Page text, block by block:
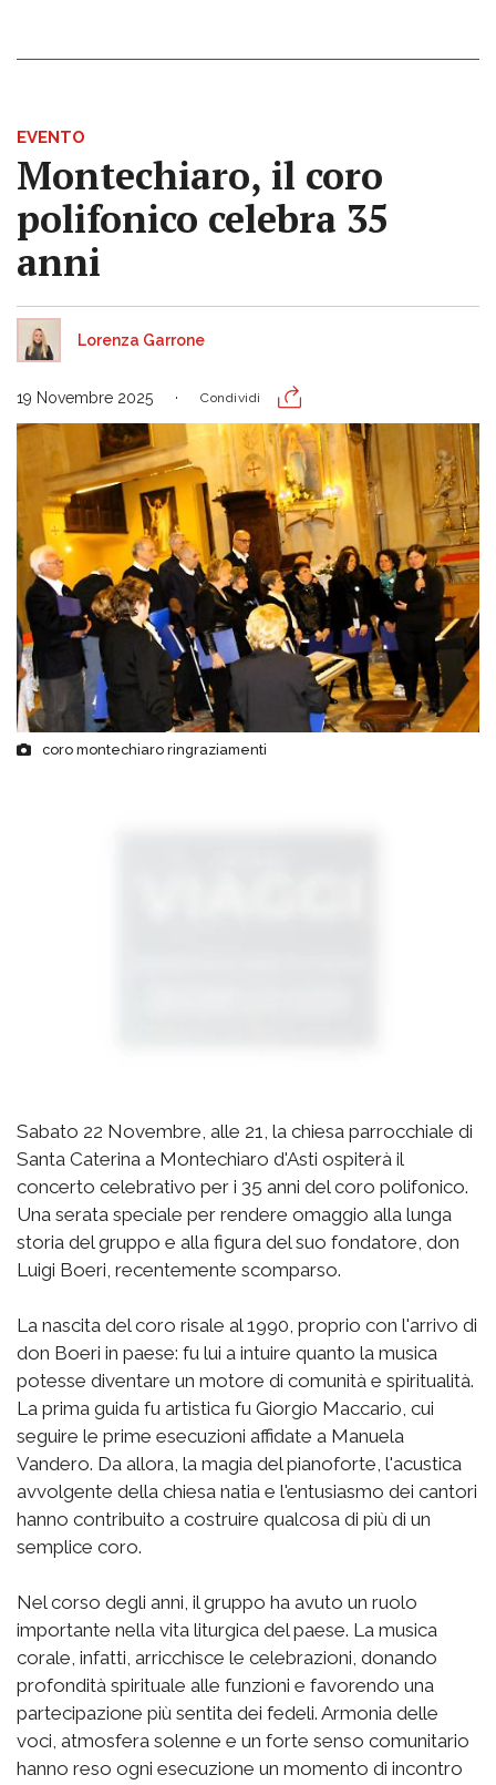
EVENTO
Montechiaro, il coro
polifonico celebra 35
anni
Lorenza Garrone
19 Novembre 2025 Condividi
coro montechiaro ringraziamenti
Sabato 22 Novembre, alle 21, la chiesa parrocchiale di
Santa Caterina a Montechiaro d'Asti ospiterà il
concerto celebrativo per i 35 anni del coro polifonico.
Una serata speciale per rendere omaggio alla lunga
storia del gruppo e alla figura del suo fondatore, don
Luigi Boeri, recentemente scomparso.
La nascita del coro risale al 1990, proprio con l'arrivo di
don Boeri in paese: fu lui a intuire quanto la musica
potesse diventare un motore di comunità e spiritualità.
La prima guida fu artistica fu Giorgio Maccario, cui
seguire le prime esecuzioni affidate a Manuela
Vandero. Da allora, la magia del pianoforte, l'acustica
avvolgente della chiesa natia e l'entusiasmo dei cantori
hanno contribuito a costruire qualcosa di più di un
semplice coro.
Nel corso degli anni, il gruppo ha avuto un ruolo
importante nella vita liturgica del paese. La musica
corale, infatti, arricchisce le celebrazioni, donando
profondità spirituale alle funzioni e favorendo una
partecipazione più sentita dei fedeli. Armonia delle
voci, atmosfera solenne e un forte senso comunitario
hanno reso ogni esecuzione un momento di incontro